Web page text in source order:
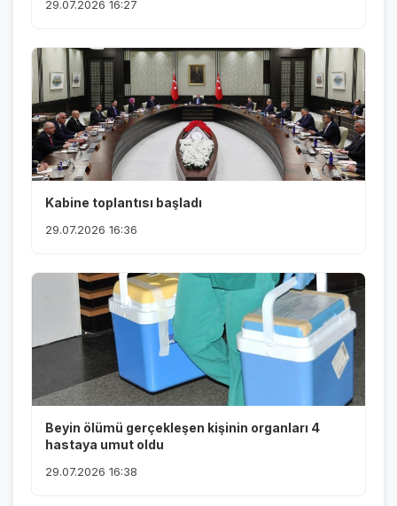
29.07.2026 16:27
Kabine toplantısı başladı
29.07.2026 16:36
Beyin ölümü gerçekleşen kişinin organları 4
hastaya umut oldu
29.07.2026 16:38